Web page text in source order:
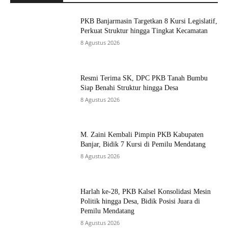
PKB Banjarmasin Targetkan 8 Kursi Legislatif,
Perkuat Struktur hingga Tingkat Kecamatan
8 Agustus 2026
Resmi Terima SK, DPC PKB Tanah Bumbu
Siap Benahi Struktur hingga Desa
8 Agustus 2026
M. Zaini Kembali Pimpin PKB Kabupaten
Banjar, Bidik 7 Kursi di Pemilu Mendatang
8 Agustus 2026
Harlah ke-28, PKB Kalsel Konsolidasi Mesin
Politik hingga Desa, Bidik Posisi Juara di
Pemilu Mendatang
8 Agustus 2026